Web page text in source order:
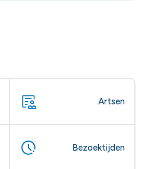
Artsen
Bezoektijden